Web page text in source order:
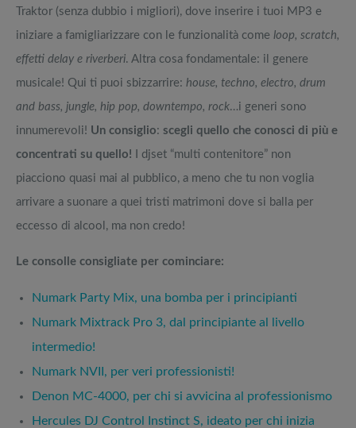
Traktor (senza dubbio i migliori), dove inserire i tuoi MP3 e
iniziare a famigliarizzare con le funzionalità come loop, scratch,
effetti delay e riverberi. Altra cosa fondamentale: il genere
musicale! Qui ti puoi sbizzarrire: house, techno, electro, drum
and bass, jungle, hip pop, downtempo, rock…i generi sono
innumerevoli! Un consiglio: scegli quello che conosci di più e
concentrati su quello! I djset “multi contenitore” non
piacciono quasi mai al pubblico, a meno che tu non voglia
arrivare a suonare a quei tristi matrimoni dove si balla per
eccesso di alcool, ma non credo!
Le consolle consigliate per cominciare:
Numark Party Mix, una bomba per i principianti
Numark Mixtrack Pro 3, dal principiante al livello
intermedio!
Numark NVII, per veri professionisti!
Denon MC-4000, per chi si avvicina al professionismo
Hercules DJ Control Instinct S, ideato per chi inizia